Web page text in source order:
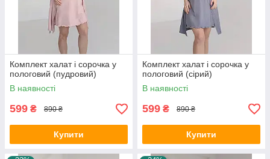
Комплект халат і сорочка у
пологовий (пудровий)
В наявності
599 ₴ 890 ₴
Купити
Комплект халат і сорочка у
пологовий (сірий)
В наявності
599 ₴ 890 ₴
Купити